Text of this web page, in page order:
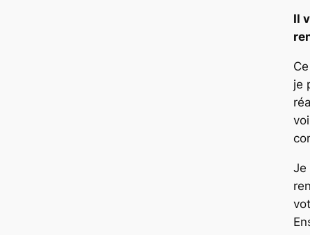
Il
je
Je